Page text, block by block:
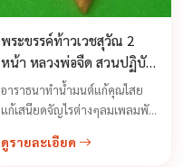
พระขรรค์ท้าวเวชสุวัณ 2
หน้า หลวงพ่อจืด สวนปฏิบัติ
ธรรมโพธิเศรษฐี
อาราธนาทำน้ำมนต์แก้คุณไสย
แก้เสนียดจัญไรต่างๆลมเพลมพัด
ต่างๆ ได้ ป้องกันสรพิษสัตว์ทั้ง
ดูรายละเอียด